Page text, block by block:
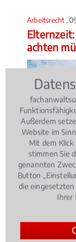
Arbeitsrecht ,
achten
Außerdem
Website im
Mit dem Klick
stimmen Sie
genannten
Button
die
Ihrer